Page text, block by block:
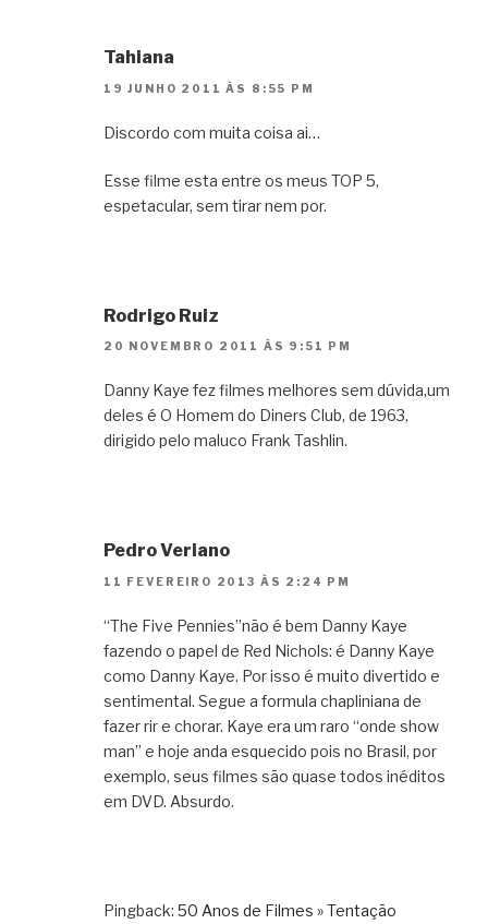
Tahiana
19 JUNHO 2011 ÀS 8:55 PM
Discordo com muita coisa ai…
Esse filme esta entre os meus TOP 5,
espetacular, sem tirar nem por.
Rodrigo Ruiz
20 NOVEMBRO 2011 ÀS 9:51 PM
Danny Kaye fez filmes melhores sem dúvida,um
deles é O Homem do Diners Club, de 1963,
dirigido pelo maluco Frank Tashlin.
Pedro Veriano
11 FEVEREIRO 2013 ÀS 2:24 PM
“The Five Pennies”não é bem Danny Kaye
fazendo o papel de Red Nichols: é Danny Kaye
como Danny Kaye. Por isso é muito divertido e
sentimental. Segue a formula chapliniana de
fazer rir e chorar. Kaye era um raro “onde show
man” e hoje anda esquecido pois no Brasil, por
exemplo, seus filmes são quase todos inéditos
em DVD. Absurdo.
Pingback: 50 Anos de Filmes » Tentação